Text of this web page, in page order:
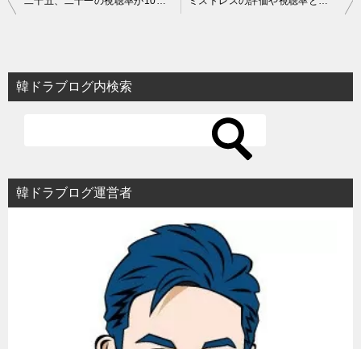
ビ
ゲ
ョ
ン
韓ドラブログ内検索
韓ドラブログ運営者